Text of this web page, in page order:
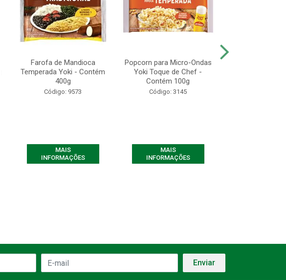
Farofa de Mandioca
Temperada Yoki - Contém
400g
Código: 9573
MAIS
INFORMAÇÕES
Popcorn para Micro-Ondas
Yoki Toque de Chef -
Contém 100g
Código: 3145
MAIS
INFORMAÇÕES